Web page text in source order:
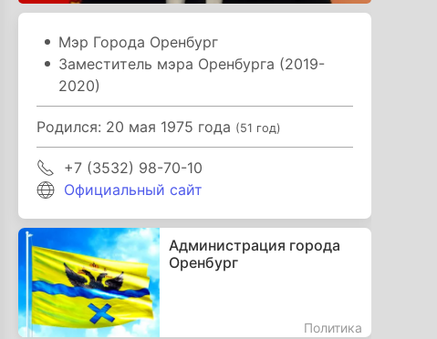
Мэр Города Оренбург
Заместитель мэра Оренбурга (2019-
2020)
Родился: 20 мая 1975 года (51 год)
+7 (3532) 98-70-10
Официальный сайт
Администрация города
Оренбург
Политика